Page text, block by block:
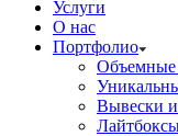
Услуги
О нас
Портфолио
Объемные
Вывески